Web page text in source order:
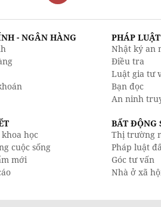
- NGÂN HÀNG
PHÁP LUẬT
Nhật ký an
Điều tra
Luật gia tư
Bạn đọc
An ninh
học
cuộc sống
mới
BẤT ĐỘNG
Thị trường
Pháp luật
Góc tư vấn
Nhà ở xã